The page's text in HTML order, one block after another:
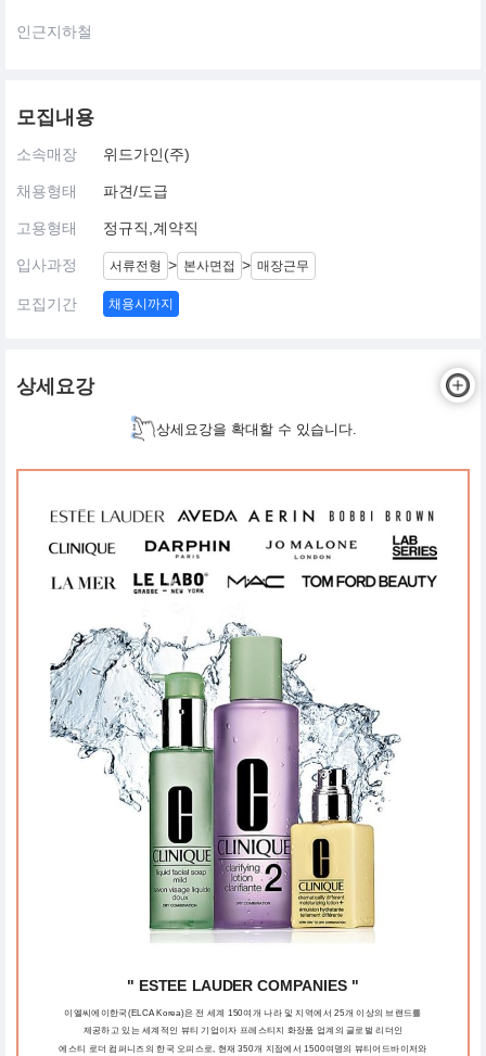
인근지하철
모집내용
소속매장 위드가인(주)
채용형태 파견/도급
고용형태 정규직,계약직
입사과정 서류전형 > 본사면접 > 매장근무
모집기간 채용시까지
상세요강
상세요강을 확대할 수 있습니다.
" ESTEE LAUDER COMPANIES "
이엘씨에이한국(ELCA Korea)은 전 세계 150여개 나라 및 지역에서 25개 이상의 브랜드를
제공하고 있는 세계적인 뷰티 기업이자 프레스티지 화장품 업계의 글로벌 리더인
에스티 로더 컴퍼니즈의 한국 오피스로, 현재 350개 지점에서 1500여명의 뷰티어드바이저와